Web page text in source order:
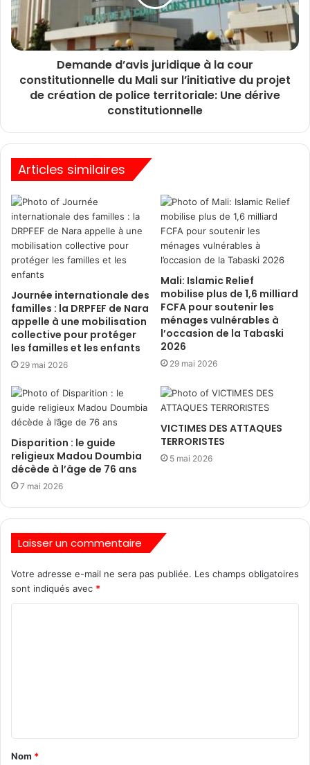
Demande d’avis juridique à la cour
constitutionnelle du Mali sur l’initiative du projet
de création de police territoriale: Une dérive
constitutionnelle
Articles similaires
Journée internationale des
familles : la DRPFEF de Nara
appelle à une mobilisation
collective pour protéger
les familles et les enfants
29 mai 2026
Mali: Islamic Relief
mobilise plus de 1,6 milliard
FCFA pour soutenir les
ménages vulnérables à
l’occasion de la Tabaski
2026
29 mai 2026
Disparition : le guide
religieux Madou Doumbia
décède à l’âge de 76 ans
7 mai 2026
VICTIMES DES ATTAQUES
TERRORISTES
5 mai 2026
Laisser un commentaire
Votre adresse e-mail ne sera pas publiée. Les champs obligatoires
sont indiqués avec *
Nom *